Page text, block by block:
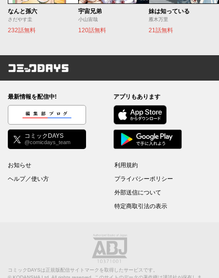
なんと孫六
さだやす圭
232話無料
宇宙兄弟
小山宙哉
120話無料
妹は知っている
雁木万里
21話無料
コミックDAYS
最新情報を配信中!
編集部ブログ
コミックDAYS
@comicdays_team
アプリもあります
お知らせ
ヘルプ／使い方
利用規約
プライバシーポリシー
外部送信について
特定商取引法の表示
コミックDAYSは正規版配信サイトマークを取得したサービスです。